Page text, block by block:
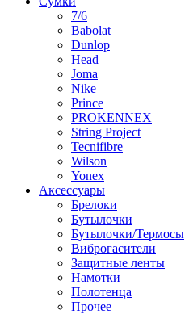
7/6
Babolat
Dunlop
Head
Joma
Nike
Prince
PROKENNEX
String Project
Tecnifibre
Wilson
Yonex
Аксессуары
Брелоки
Бутылочки
Бутылочки/Термосы
Виброгасители
Защитные ленты
Намотки
Полотенца
Прочее